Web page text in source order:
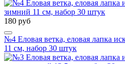
180 руб
№4 Еловая ветка, еловая лапка
11 см, набор 30 штук